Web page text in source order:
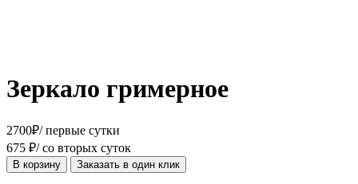
Зеркало гримерное
2700₽/ первые сутки
675 ₽/ со вторых суток
В корзину Заказать в один клик